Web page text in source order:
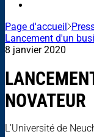
Page d'accueil
Lancement d'un
8 janvier 2020
NOVATEUR
L’Université de